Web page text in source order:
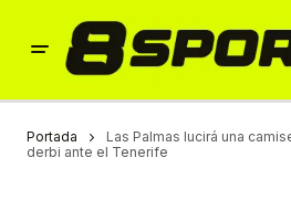
Portada
Las Palmas lucirá una
derbi ante el Tenerife